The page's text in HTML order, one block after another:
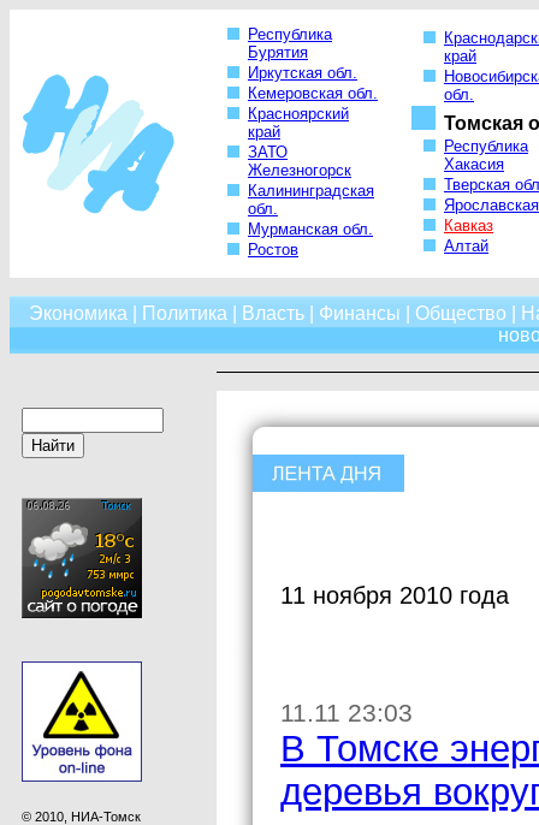
Республика
Бурятия
Иркутская обл.
Кемеровская обл.
Красноярский
край
ЗАТО
Железногорск
Калининградская
обл.
Мурманская обл.
Ростов
край
обл.
Томская
Республика
Хакасия
Тверская
Кавказ
Алтай
Экономика Политика Власть| Финансы Общество
© 2010, НИА-Томск
11 ноября 2010 года
11.11 23:03
В Томске
деревья